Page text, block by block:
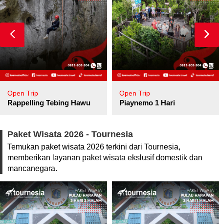
Open Trip
Rappelling Tebing Hawu
Open Trip
Piaynemo 1 Hari
Paket Wisata 2026 - Tournesia
Temukan paket wisata 2026 terkini dari Tournesia,
memberikan layanan paket wisata ekslusif domestik dan
mancanegara.